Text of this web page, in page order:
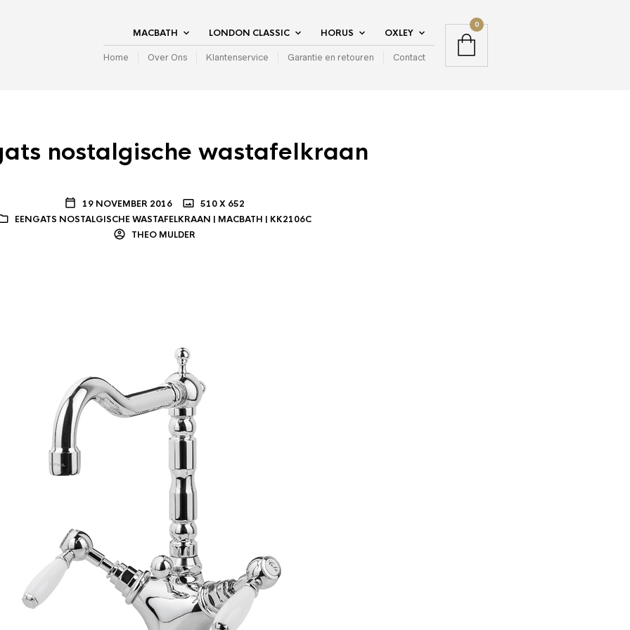
MACBATH LONDON CLASSIC HORUS OXLEY
Home Over Ons Klantenservice Garantie en retouren Contact
0
nostalgische wastafelkraan
19 NOVEMBER 2016
510 X 652
EENGATS NOSTALGISCHE WASTAFELKRAAN | MACBATH | KK2106C
THEO MULDER